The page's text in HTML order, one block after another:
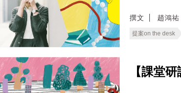
撰文 趙鴻
提案on the desk
【課堂